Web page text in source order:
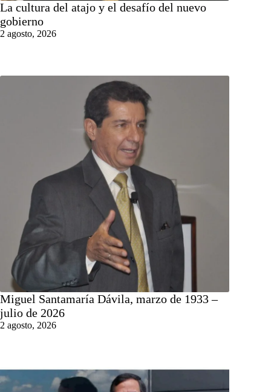
La cultura del atajo y el desafío del nuevo
gobierno
2 agosto, 2026
Miguel Santamaría Dávila, marzo de 1933 –
julio de 2026
2 agosto, 2026